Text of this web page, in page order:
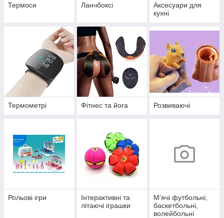
Термоси Ланчбоксі
Аксесуари для
кухні
Термометрі Фітнес та йога Розвиваючі
Рольові ігри
Інтерактивні та
літаючі іграшки
Мʼячі футбольні,
баскетбольні,
волейбольні